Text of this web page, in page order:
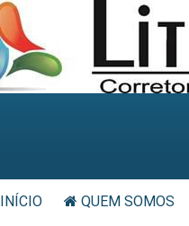
INÍCIO QUEM SOMOS